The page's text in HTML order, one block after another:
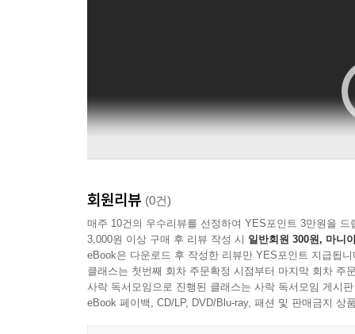
회원리뷰 (0건)
매주 10건의 우수리뷰를 선정하여 YES포인트 3만원을 드
3,000원 이상 구매 후 리뷰 작성 시 일반회원 300원, 마니
eBook은 다운로드 후 작성한 리뷰만 YES포인트 지급됩니
클래스는 첫번째 회차 주문확정 시점부터 마지막 회차 주
사락 독서모임으로 진행된 클래스는 사락 독서모임 게시
eBook 페이백, CD/LP, DVD/Blu-ray, 패션 및 판매금지 상